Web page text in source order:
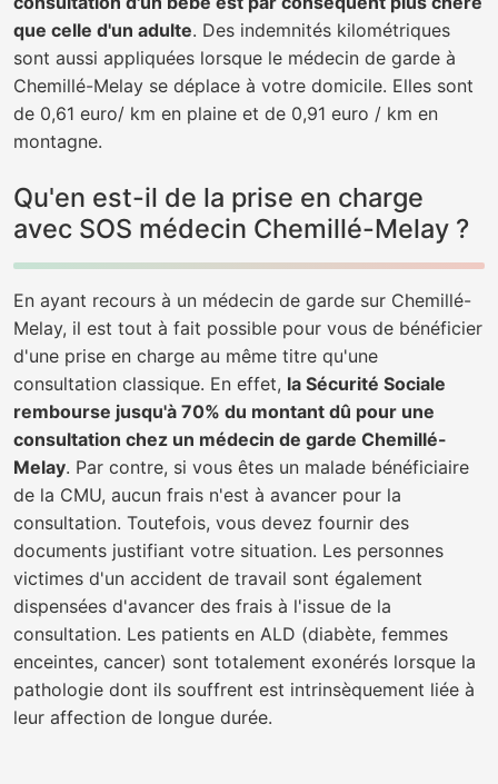
que celle d'un adulte. Des indemnités kilométriques
sont aussi appliquées lorsque le médecin de garde à
Chemillé-Melay se déplace à votre domicile. Elles sont
de 0,61 euro/ km en plaine et de 0,91 euro / km en
montagne.
Qu'en est-il de la prise en charge
avec SOS médecin Chemillé-Melay ?
En ayant recours à un médecin de garde sur Chemillé-
Melay, il est tout à fait possible pour vous de bénéficier
d'une prise en charge au même titre qu'une
consultation classique. En effet, la Sécurité Sociale
rembourse jusqu'à 70% du montant dû pour une
consultation chez un médecin de garde Chemillé-
Melay. Par contre, si vous êtes un malade bénéficiaire
de la CMU, aucun frais n'est à avancer pour la
consultation. Toutefois, vous devez fournir des
documents justifiant votre situation. Les personnes
victimes d'un accident de travail sont également
dispensées d'avancer des frais à l'issue de la
consultation. Les patients en ALD (diabète, femmes
enceintes, cancer) sont totalement exonérés lorsque la
pathologie dont ils souffrent est intrinsèquement liée à
leur affection de longue durée.